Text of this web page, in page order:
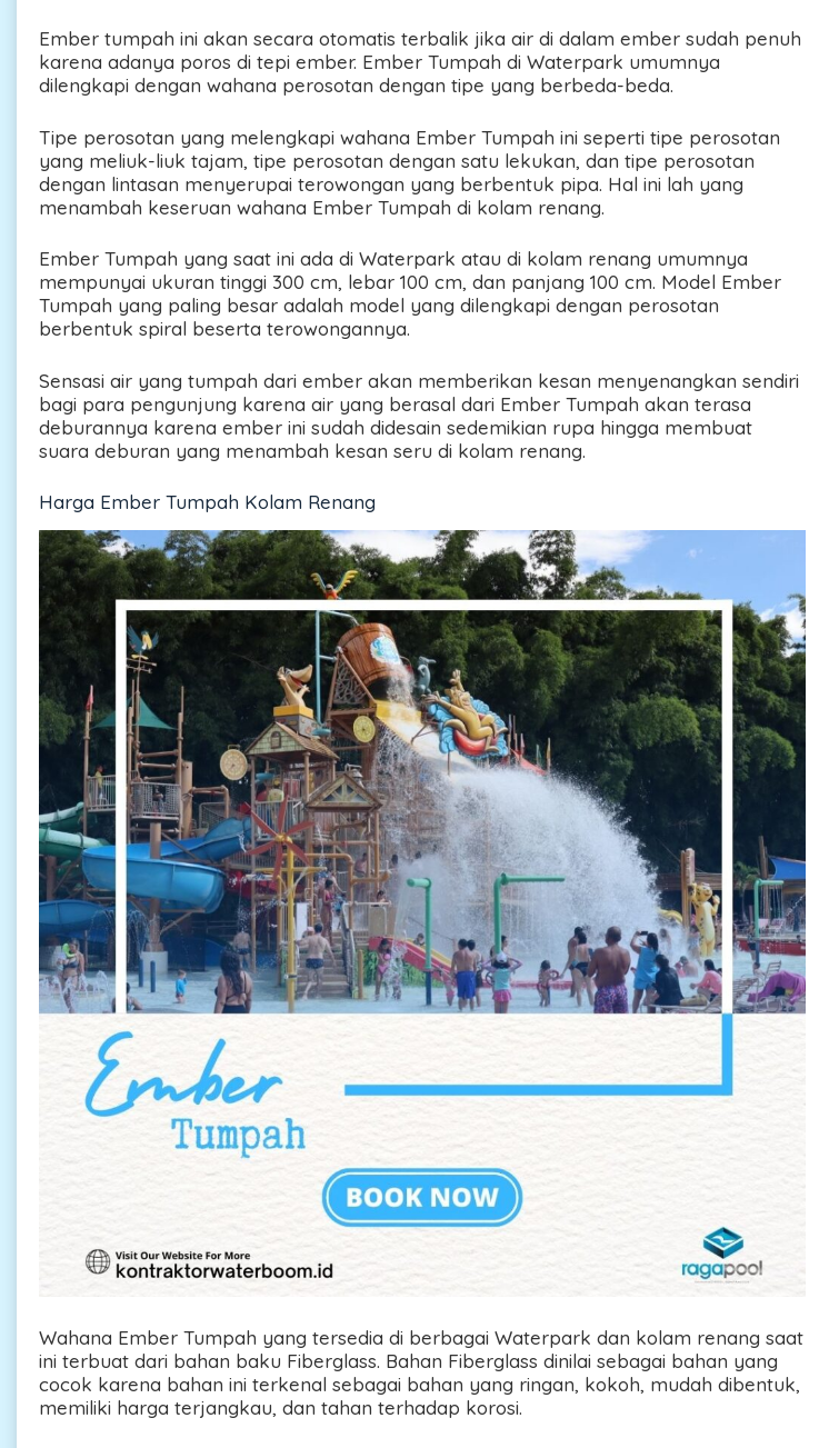
Ember tumpah ini akan secara otomatis terbalik jika air di dalam ember sudah penuh
karena adanya poros di tepi ember. Ember Tumpah di Waterpark umumnya
dilengkapi dengan wahana perosotan dengan tipe yang berbeda-beda.
Tipe perosotan yang melengkapi wahana Ember Tumpah ini seperti tipe perosotan
yang meliuk-liuk tajam, tipe perosotan dengan satu lekukan, dan tipe perosotan
dengan lintasan menyerupai terowongan yang berbentuk pipa. Hal ini lah yang
menambah keseruan wahana Ember Tumpah di kolam renang.
Ember Tumpah yang saat ini ada di Waterpark atau di kolam renang umumnya
mempunyai ukuran tinggi 300 cm, lebar 100 cm, dan panjang 100 cm. Model Ember
Tumpah yang paling besar adalah model yang dilengkapi dengan perosotan
berbentuk spiral beserta terowongannya.
Sensasi air yang tumpah dari ember akan memberikan kesan menyenangkan sendiri
bagi para pengunjung karena air yang berasal dari Ember Tumpah akan terasa
deburannya karena ember ini sudah didesain sedemikian rupa hingga membuat
suara deburan yang menambah kesan seru di kolam renang.
Harga Ember Tumpah Kolam Renang
Wahana Ember Tumpah yang tersedia di berbagai Waterpark dan kolam renang saat
ini terbuat dari bahan baku Fiberglass. Bahan Fiberglass dinilai sebagai bahan yang
cocok karena bahan ini terkenal sebagai bahan yang ringan, kokoh, mudah dibentuk,
memiliki harga terjangkau, dan tahan terhadap korosi.